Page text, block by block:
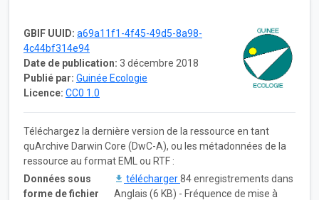
GBIF UUID: a69a11f1-4f45-49d5-8a98-
4c44bf314e94
Date de publication: 3 décembre 2018
Publié par: Guinée Ecologie
Licence: CC0 1.0
Téléchargez la dernière version de la ressource en tant
quArchive Darwin Core (DwC-A), ou les métadonnées de la
ressource au format EML ou RTF :
Données sous
forme de fichier
télécharger84 enregistrements dans
Anglais (6 KB) - Fréquence de mise à